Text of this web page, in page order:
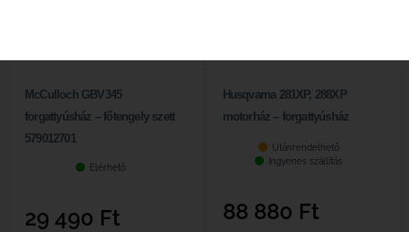
McCulloch GBV345
forgattyúsház – főtengely szett
579012701
Elérhető
29 490 Ft
Husqvarna 281XP, 288XP
motorház – forgattyúsház
Utánrendelhető
Ingyenes szállítás
88 880 Ft